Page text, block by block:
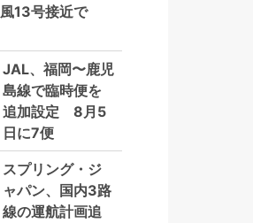
風13号接近で
JAL、福岡〜鹿児
島線で臨時便を
追加設定 8月5
日に7便
スプリング・ジ
ャパン、国内3路
線の運航計画追